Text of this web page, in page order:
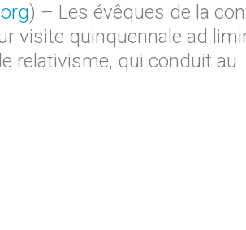
) – Les évêques de la
visite quinquennale ad
relativisme, qui conduit au